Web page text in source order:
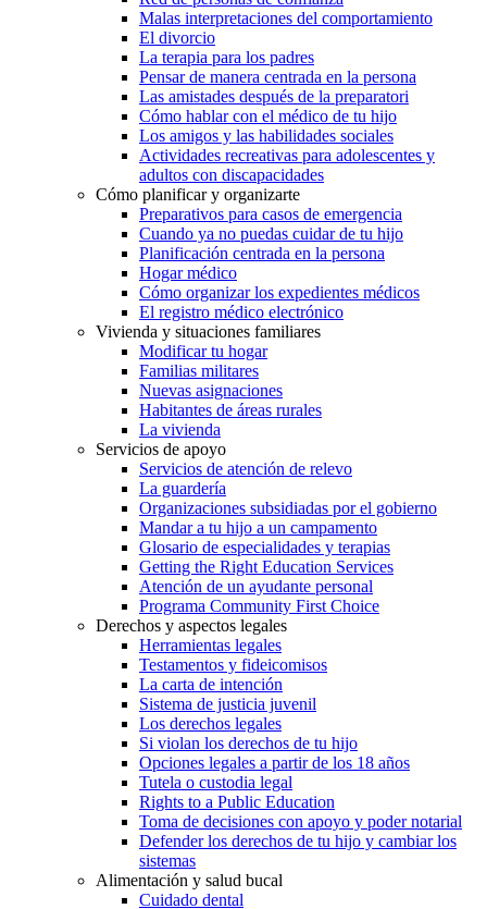
Malas interpretaciones del comportamiento
El divorcio
La terapia para los padres
Pensar de manera centrada en la persona
Las amistades después de la preparatori
Cómo hablar con el médico de tu hijo
Los amigos y las habilidades sociales
Actividades recreativas para adolescentes y
adultos con discapacidades
Cómo planificar y organizarte
Preparativos para casos de emergencia
Cuando ya no puedas cuidar de tu hijo
Planificación centrada en la persona
Hogar médico
Cómo organizar los expedientes médicos
El registro médico electrónico
Vivienda y situaciones familiares
Modificar tu hogar
Familias militares
Nuevas asignaciones
Habitantes de áreas rurales
La vivienda
Servicios de apoyo
Servicios de atención de relevo
La guardería
Organizaciones subsidiadas por el gobierno
Mandar a tu hijo a un campamento
Glosario de especialidades y terapias
Getting the Right Education Services
Atención de un ayudante personal
Programa Community First Choice
Derechos y aspectos legales
Herramientas legales
Testamentos y fideicomisos
La carta de intención
Sistema de justicia juvenil
Los derechos legales
Si violan los derechos de tu hijo
Opciones legales a partir de los 18 años
Tutela o custodia legal
Rights to a Public Education
Toma de decisiones con apoyo y poder notarial
Defender los derechos de tu hijo y cambiar los
sistemas
Alimentación y salud bucal
Cuidado dental